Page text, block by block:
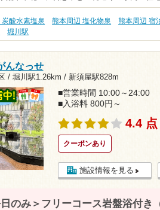
酸水素塩泉 熊本周辺 塩化物泉 熊本周辺 宿
堀川駅
んなっせ
/ 堀川駅1.26km / 新須屋駅828m
■営業時間 10:00～24:00
■入浴料 800円～
4.4 点
クーポンあり
施設情報を見る
日のみ＞フリーコース岩盤浴付き